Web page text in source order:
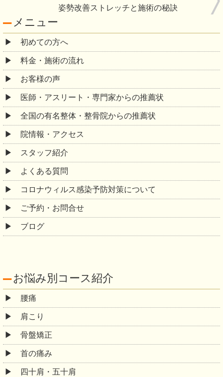
姿勢改善ストレッチと施術の秘訣
メニュー
初めての方へ
料金・施術の流れ
お客様の声
医師・アスリート・専門家からの推薦状
全国の有名整体・整骨院からの推薦状
院情報・アクセス
スタッフ紹介
よくある質問
コロナウィルス感染予防対策について
ご予約・お問合せ
ブログ
お悩み別コース紹介
腰痛
肩こり
骨盤矯正
首の痛み
四十肩・五十肩